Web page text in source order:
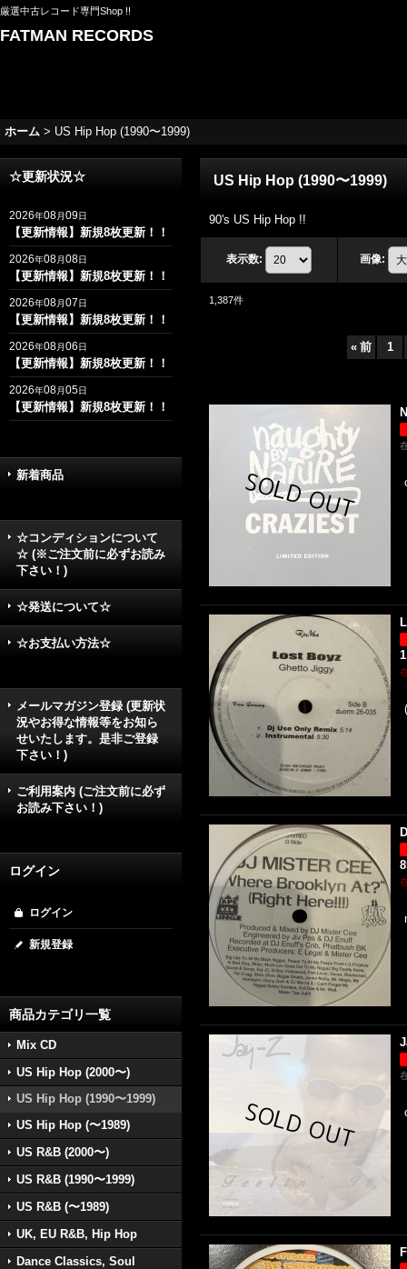
厳選中古レコード専門Shop !!
FATMAN RECORDS
ホーム > US Hip Hop (1990〜1999)
☆更新状況☆
2026年08月09日
【更新情報】新規8枚更新！！
2026年08月08日
【更新情報】新規8枚更新！！
2026年08月07日
【更新情報】新規8枚更新！！
2026年08月06日
【更新情報】新規8枚更新！！
2026年08月05日
【更新情報】新規8枚更新！！
新着商品
☆コンディションについて
☆ (※ご注文前に必ずお読み
下さい！)
☆発送について☆
☆お支払い方法☆
メールマガジン登録 (更新状
況やお得な情報等をお知ら
せいたします。是非ご登録
下さい！)
ご利用案内 (ご注文前に必ず
お読み下さい！)
ログイン
ログイン
新規登録
商品カテゴリ一覧
Mix CD
US Hip Hop (2000〜)
US Hip Hop (1990〜1999)
US Hip Hop (〜1989)
US R&B (2000〜)
US R&B (1990〜1999)
US R&B (〜1989)
UK, EU R&B, Hip Hop
Dance Classics, Soul
US Hip Hop (1990〜1999)
90's US Hip Hop !!
表示数: 画像:
1,387件
« 前 1